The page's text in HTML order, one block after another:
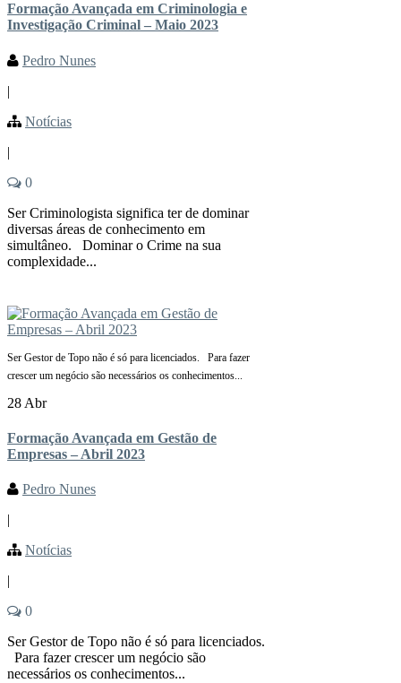
Formação Avançada em Criminologia e
Investigação Criminal – Maio 2023
Pedro Nunes
|
Notícias
|
0
Ser Criminologista significa ter de dominar
diversas áreas de conhecimento em
simultâneo. Dominar o Crime na sua
complexidade...
Ser Gestor de Topo não é só para licenciados. Para fazer
crescer um negócio são necessários os conhecimentos...
28 Abr
Formação Avançada em Gestão de
Empresas – Abril 2023
Pedro Nunes
|
Notícias
|
0
Ser Gestor de Topo não é só para licenciados.
Para fazer crescer um negócio são
necessários os conhecimentos...